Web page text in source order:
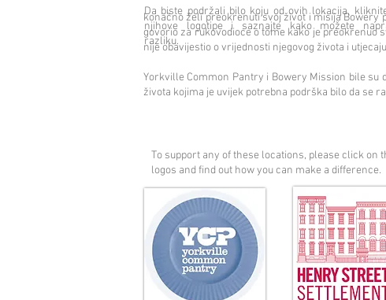
Da biste podržali bilo koju od ovih lokacija,
njihove logotipe i saznajte kako možete
razliku.
konačno želi preokrenuti svoj život i misija Bowery
govorio za rukovodioce o tome kako je preokrenuo
nije obavijestio o vrijednosti njegovog života i
Yorkville Common Pantry i Bowery Mission bile su
života kojima je uvijek potrebna podrška bilo da se
To support any of these locations, please click on
logos and find out how you can make a difference.